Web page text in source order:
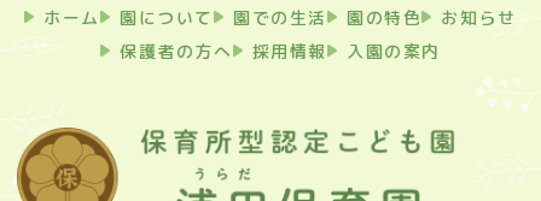
ホーム 園について 園での生活 園の特色
お知らせ
保護者の方へ
採用情報 入園の案内